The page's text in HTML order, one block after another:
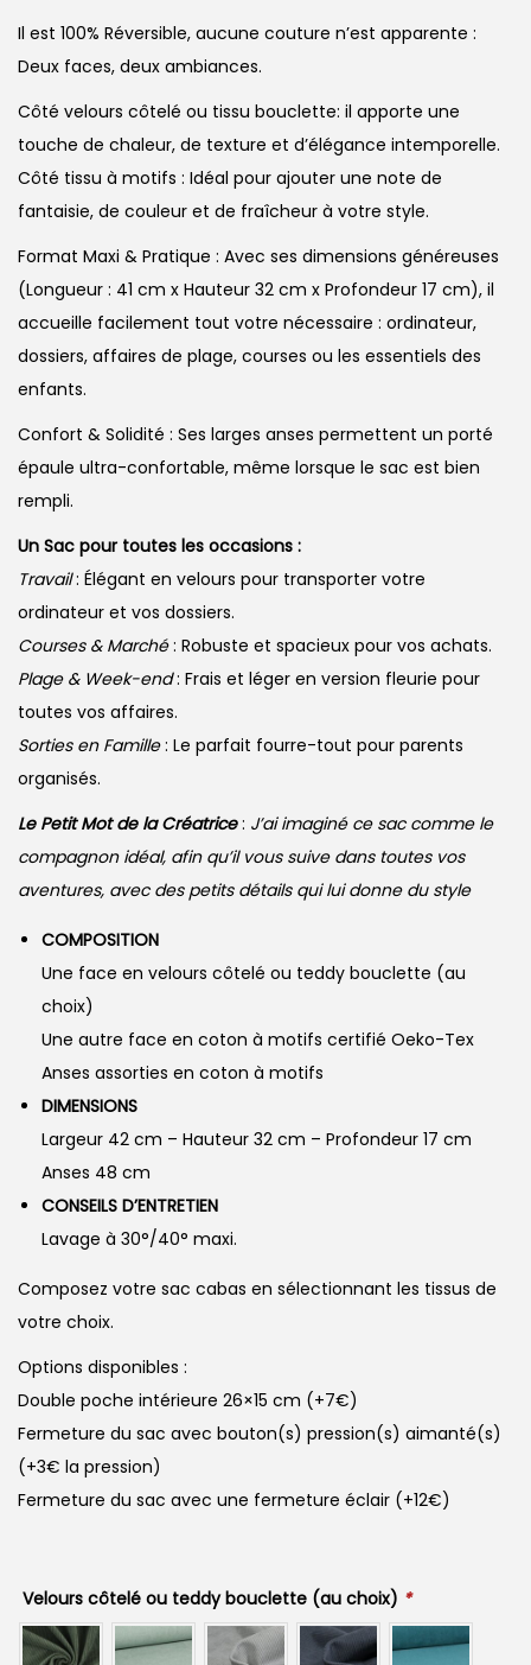
Il est 100% Réversible, aucune couture n’est apparente :
Deux faces, deux ambiances.
Côté velours côtelé ou tissu bouclette: il apporte une
touche de chaleur, de texture et d’élégance intemporelle.
Côté tissu à motifs : Idéal pour ajouter une note de
fantaisie, de couleur et de fraîcheur à votre style.
Format Maxi & Pratique : Avec ses dimensions généreuses
(Longueur : 41 cm x Hauteur 32 cm x Profondeur 17 cm), il
accueille facilement tout votre nécessaire : ordinateur,
dossiers, affaires de plage, courses ou les essentiels des
enfants.
Confort & Solidité : Ses larges anses permettent un porté
épaule ultra-confortable, même lorsque le sac est bien
rempli.
Un Sac pour toutes les occasions :
Travail: Élégant en velours pour transporter votre
ordinateur et vos dossiers.
Courses & Marché: Robuste et spacieux pour vos achats.
Plage & Week-end: Frais et léger en version fleurie pour
toutes vos affaires.
Sorties en Famille: Le parfait fourre-tout pour parents
organisés.
Le Petit Mot de la Créatrice : J’ai imaginé ce sac comme le
compagnon idéal, afin qu’il vous suive dans toutes vos
aventures, avec des petits détails qui lui donne du style
COMPOSITION
Une face en velours côtelé ou teddy bouclette (au
choix)
Une autre face en coton à motifs certifié Oeko-Tex
Anses assorties en coton à motifs
DIMENSIONS
Largeur 42 cm – Hauteur 32 cm – Profondeur 17 cm
Anses 48 cm
CONSEILS D’ENTRETIEN
Lavage à 30°/40° maxi.
Composez votre sac cabas en sélectionnant les tissus de
votre choix.
Options disponibles :
Double poche intérieure 26×15 cm (+7€)
Fermeture du sac avec bouton(s) pression(s) aimanté(s)
(+3€ la pression)
Fermeture du sac avec une fermeture éclair (+12€)
Velours côtelé ou teddy bouclette (au choix) *